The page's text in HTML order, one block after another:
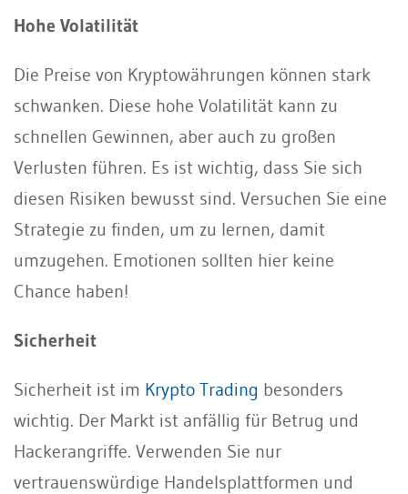
Hohe Volatilität
Die Preise von Kryptowährungen können stark
schwanken. Diese hohe Volatilität kann zu
schnellen Gewinnen, aber auch zu großen
Verlusten führen. Es ist wichtig, dass Sie sich
diesen Risiken bewusst sind. Versuchen Sie eine
Strategie zu finden, um zu lernen, damit
umzugehen. Emotionen sollten hier keine
Chance haben!
Sicherheit
Sicherheit ist im Krypto Trading besonders
wichtig. Der Markt ist anfällig für Betrug und
Hackerangriffe. Verwenden Sie nur
vertrauenswürdige Handelsplattformen und